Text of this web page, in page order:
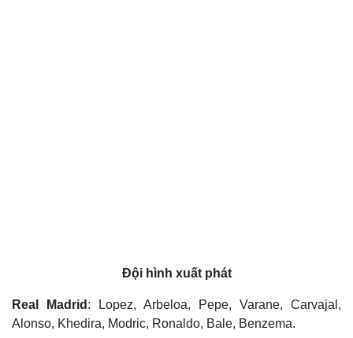
Đội hình xuất phát
Real Madrid : Lopez, Arbeloa, Pepe, Varane, Carvajal,
Alonso, Khedira, Modric, Ronaldo, Bale, Benzema.